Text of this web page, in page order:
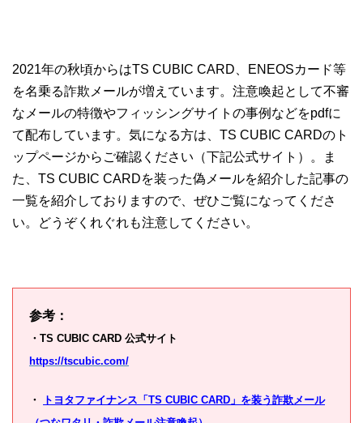
2021年の秋頃からはTS CUBIC CARD、ENEOSカード等
を名乗る詐欺メールが増えています。注意喚起として不審
なメールの特徴やフィッシングサイトの事例などをpdfに
て配布しています。気になる方は、TS CUBIC CARDのト
ップページからご確認ください（下記公式サイト）。ま
た、TS CUBIC CARDを装った偽メールを紹介した記事の
一覧を紹介しておりますので、ぜひご覧になってくださ
い。どうぞくれぐれも注意してください。
参考：
・TS CUBIC CARD 公式サイト
https://tscubic.com/
・
トヨタファイナンス「TS CUBIC CARD」を装う詐欺メール